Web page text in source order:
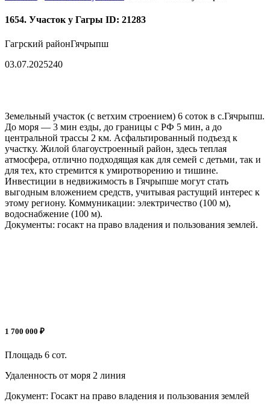
1654. Участок у Гагры ID: 21283
Гагрский районГячрыпш
03.07.2025240
Земельный участок (с ветхим строением) 6 соток в с.Гячрыпш.
До моря — 3 мин езды, до границы с РФ 5 мин, а до
центральной трассы 2 км. Асфальтированный подъезд к
участку. Жилой благоустроенный район, здесь теплая
атмосфера, отлично подходящая как для семей с детьми, так и
для тех, кто стремится к умиротворению и тишине.
Инвестиции в недвижимость в Гячрыпше могут стать
выгодным вложением средств, учитывая растущий интерес к
этому региону. Коммуникации: электричество (100 м),
водоснабжение (100 м).
Документы: госакт на право владения и пользования землей.
1 700 000 ₽
Площадь 6 сот.
Удаленность от моря 2 линия
Документ: Госакт на право владения и пользования землей